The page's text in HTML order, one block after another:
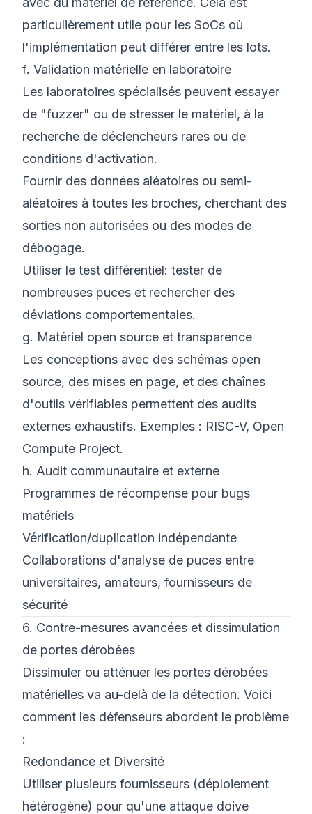
particulièrement utile pour les SoCs où
l'implémentation peut différer entre les lots.
f. Validation matérielle en laboratoire
Les laboratoires spécialisés peuvent essayer
de "fuzzer" ou de stresser le matériel, à la
recherche de déclencheurs rares ou de
conditions d'activation.
Fournir des données aléatoires ou semi-
aléatoires à toutes les broches, cherchant des
sorties non autorisées ou des modes de
débogage.
Utiliser le test différentiel: tester de
nombreuses puces et rechercher des
déviations comportementales.
g. Matériel open source et transparence
Les conceptions avec des schémas open
source, des mises en page, et des chaînes
d'outils vérifiables permettent des audits
externes exhaustifs. Exemples : RISC-V, Open
Compute Project.
h. Audit communautaire et externe
Programmes de récompense pour bugs
matériels
Vérification/duplication indépendante
Collaborations d'analyse de puces entre
universitaires, amateurs, fournisseurs de
sécurité
6. Contre-mesures avancées et dissimulation
de portes dérobées
Dissimuler ou atténuer les portes dérobées
matérielles va au-delà de la détection. Voici
comment les défenseurs abordent le problème
:
Redondance et Diversité
Utiliser plusieurs fournisseurs (déploiement
hétérogène) pour qu'une attaque doive